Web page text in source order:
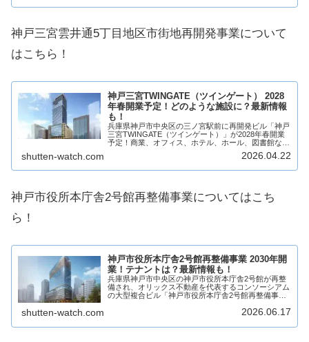
神戸三宮雲井通5丁目地区市街地再開発事業について
はこちら！
神戸三宮TWINGATE（ツインゲート） 2028
年春開業予定！どのような施設に？最新情報
も！
兵庫県神戸市中央区の三ノ宮駅前に再開発ビル「神戸
三宮TWINGATE（ツインゲート）」が2028年春開業
予定！商業、オフィス、ホテル、ホール、図書館など
から構成され、商業施設には様々なジャンルの複数店
舗が出店予定！低層階は西日本最大級のバス...
shutten-watch.com 2026.04.22
神戸市役所本庁舎2号館再整備事業についてはこち
ら！
神戸市役所本庁舎2号館再整備事業 2030年開
業！テナントは？最新情報も！
兵庫県神戸市中央区の神戸市役所本庁舎2号館が再整
備され、オリックス不動産を代表するコンソーシアム
の大型複合ビル「神戸市役所本庁舎2号館再整備事
ンラッド神戸」をはじめ、オフィス、市庁舎、商業
shutten-watch.com 2026.06.17